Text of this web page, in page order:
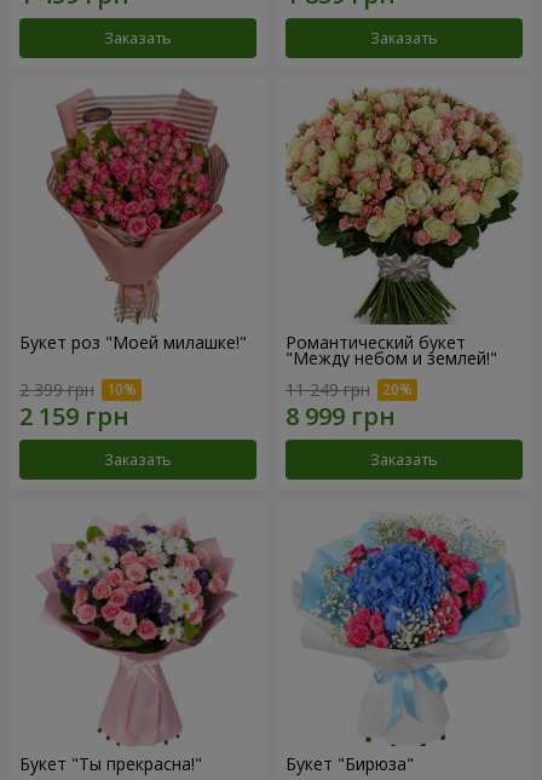
Заказать Заказать
Букет роз "Моей милашке!"
2 399 грн
Заказать
Романтический букет
"Между небом и землей!"
11 249 грн
Заказать
Букет "Ты прекрасна!" Букет "Бирюза"